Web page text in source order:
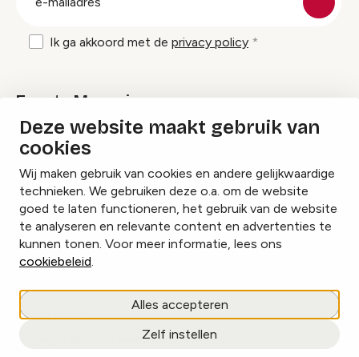
Deze website maakt gebruik van
cookies
Wij maken gebruik van cookies en andere gelijkwaardige
technieken. We gebruiken deze o.a. om de website
goed te laten functioneren, het gebruik van de website
te analyseren en relevante content en advertenties te
kunnen tonen. Voor meer informatie, lees ons
cookiebeleid.
Alles accepteren
Zelf instellen
Ik ga akkoord met de privacy policy
Events Magazine
Ik ontvang graag Events Magazine
InstagramFacebookLinkedIn
Cookies beheren
Privacy policy
copyright © 2026 Events.nl